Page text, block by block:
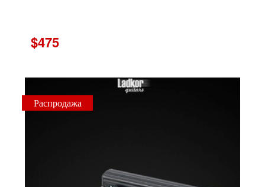
$475
Распродажа